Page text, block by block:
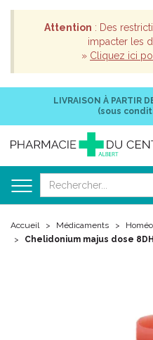
Attention : Des
impacter les
» Cliquez ici
LIVRAISON À PARTIR
(sous
Accueil Médicaments
Chelidonium majus dose